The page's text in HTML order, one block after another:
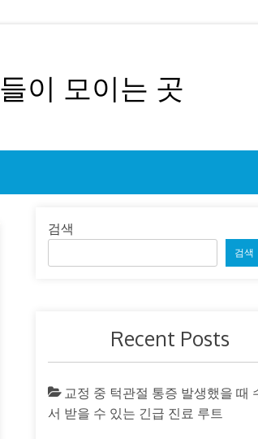
이 모이는 곳
검색
검색
Recent Posts
교정 중 턱관절 통증 발생했을 때
서 받을 수 있는 긴급 진료 루트